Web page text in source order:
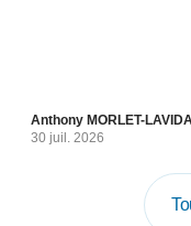
Anthony MORLET-
30 juil. 2026